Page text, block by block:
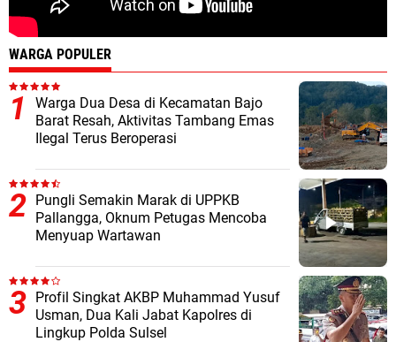
WARGA POPULER
Warga Dua Desa di Kecamatan Bajo
Barat Resah, Aktivitas Tambang Emas
Ilegal Terus Beroperasi
Pungli Semakin Marak di UPPKB
Pallangga, Oknum Petugas Mencoba
Menyuap Wartawan
Profil Singkat AKBP Muhammad Yusuf
Usman, Dua Kali Jabat Kapolres di
Lingkup Polda Sulsel